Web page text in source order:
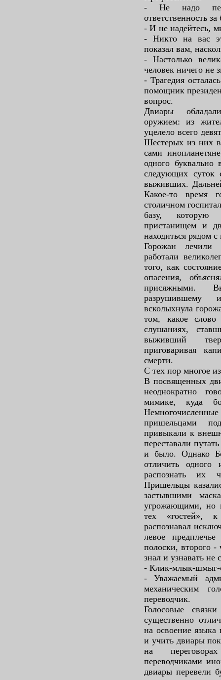
- Не надо
ответственность
- И не надейтесь,
- Никто на вас
показал вам,
- Настолько
человек ничего не
- Трагедия
помощник
вопрос.
Двиары
оружием: из
уцелело всего
Шестерых из них
сами
одного буквально
следующих суток
выживших.
Какое-то время
столичном
базу, которую
пристанищем и
находиться рядом
Горожан лечили
работали
того, как
опасения,
присяжными.
разрушившему
всколыхнула
том, какое слово
слушаниях,
выживший
приговаривая
смерти.
С тех пор многое
В посвященных
неоднократно
мимике, куда
пришельцами
привыкали к
переставали
и было. Однако
отличить одного
распознать их
Пришельцы
застывшими
угрожающими, но
тех «гостей»,
распознавал
левое
полоски, второго
знал и узнавать не
- Клик-млык-шмыг-
- Уважаемый
механическим
переводчик.
Голосовые
существенно
на освоение
и учить двиары
на
переводчиками
двиары перевели